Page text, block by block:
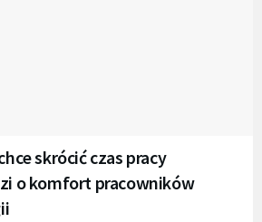
skrócić czas pracy
o komfort pracowników